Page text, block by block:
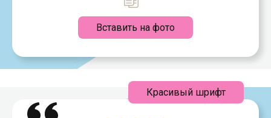
Вставить на фото
Красивый шрифт